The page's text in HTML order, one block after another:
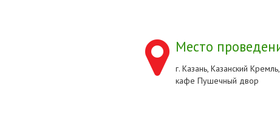
Место
г. Казань, Казанский Кремль,
кафе Пушечный двор